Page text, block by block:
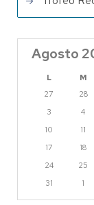
Agosto
L M
27
28
3
4
10
11
17
18
24
25
31
1